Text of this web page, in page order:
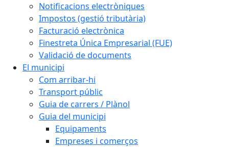
Notificacions electròniques
Impostos (gestió tributària)
Facturació electrònica
Finestreta Única Empresarial (FUE)
Validació de documents
El municipi
Com arribar-hi
Transport públic
Guia de carrers / Plànol
Guia del municipi
Equipaments
Empreses i comerços